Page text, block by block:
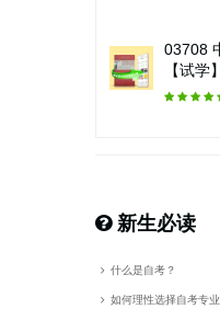
03708
【试学】
新生必读
什么是自考？
如何理性选择自考专业